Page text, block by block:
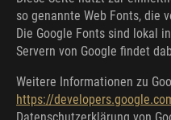
so genannte Web Fonts, die
Die Google Fonts sind lokal
Servern von Google findet
Weitere Informationen zu
https://